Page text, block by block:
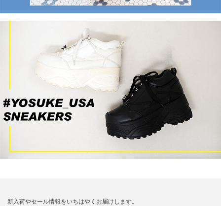
新入荷やセール情報をいちはやくお届けします。